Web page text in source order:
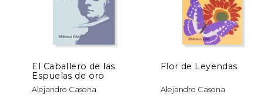
El Caballero de las
Espuelas de oro
Alejandro Casona
Flor de Leyendas
Alejandro Casona